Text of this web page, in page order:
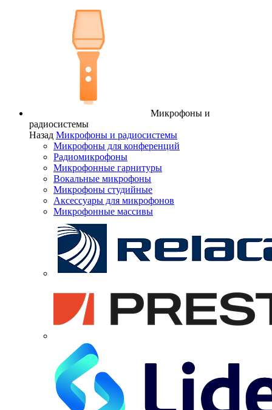
Микрофоны и
радиосистемы
Назад Микрофоны и радиосистемы
Микрофоны для конференций
Радиомикрофоны
Микрофонные гарнитуры
Вокальные микрофоны
Микрофоны студийные
Аксессуары для микрофонов
Микрофонные массивы